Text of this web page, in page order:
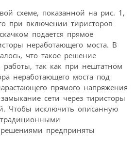
схеме, показанной на рис. 1,
при включении тиристоров
подается прямое
неработающего моста. В
что такое решение
работы, так как при нештатном
неработающего моста под
прямого напряжения
сети через тиристоры
Чтобы исключить описанную
предприняты